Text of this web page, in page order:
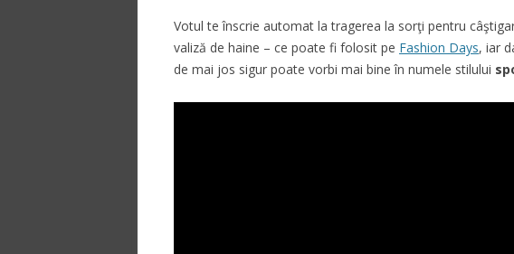
Votul te înscrie automat la tragerea la sorţi pentru
valiză de haine – ce poate fi folosit pe Fashion Days, iar
de mai jos sigur poate vorbi mai bine în numele stilului